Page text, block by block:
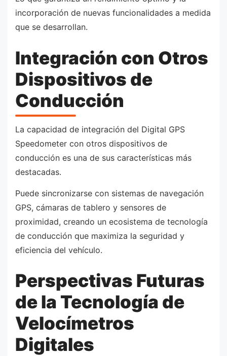
incorporación de nuevas funcionalidades a medida
que se desarrollan.
Integración con Otros
Dispositivos de
Conducción
La capacidad de integración del Digital GPS
Speedometer con otros dispositivos de
conducción es una de sus características más
destacadas.
Puede sincronizarse con sistemas de navegación
GPS, cámaras de tablero y sensores de
proximidad, creando un ecosistema de tecnología
de conducción que maximiza la seguridad y
eficiencia del vehículo.
Perspectivas Futuras
de la Tecnología de
Velocímetros
Digitales